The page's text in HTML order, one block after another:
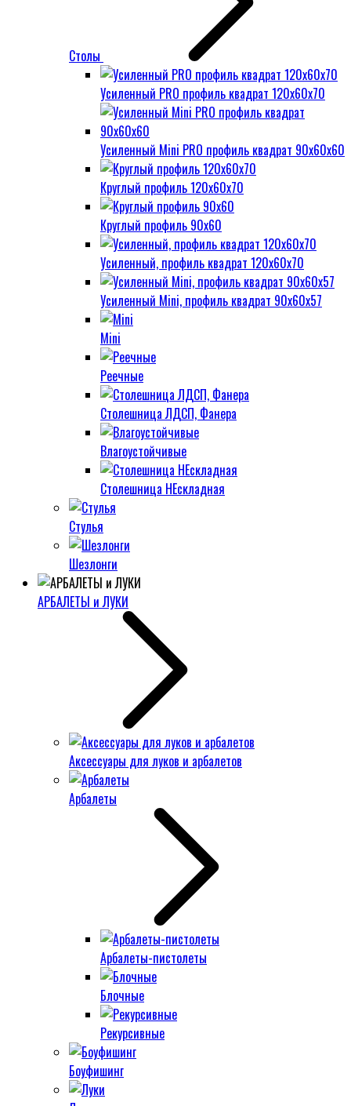
Столы
Усиленный PRO профиль квадрат 120х60х70
Усиленный Mini PRO профиль квадрат 90х60х60
Круглый профиль 120х60х70
Круглый профиль 90х60
Усиленный, профиль квадрат 120х60х70
Усиленный Mini, профиль квадрат 90х60х57
Mini
Реечные
Столешница ЛДСП, Фанера
Влагоустойчивые
Столешница НЕскладная
Стулья
Шезлонги
АРБАЛЕТЫ и ЛУКИ
Аксессуары для луков и арбалетов
Арбалеты
Арбалеты-пистолеты
Блочные
Рекурсивные
Боуфишинг